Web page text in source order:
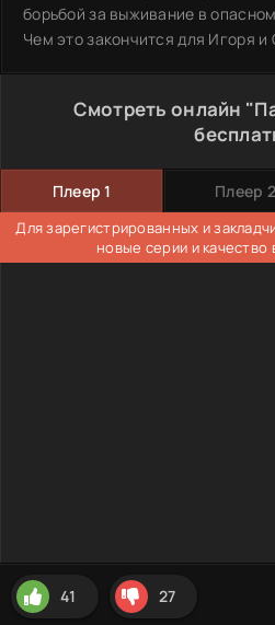
борьбой за выживание в
Чем это закончится для Игоря и
Смотреть онлайн
Плеер 1 Плеер 2
Для зарегистрированных и
новые серии и
41 27